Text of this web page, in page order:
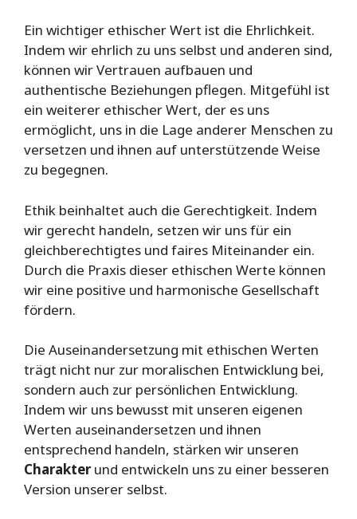
Ein wichtiger ethischer Wert ist die Ehrlichkeit.
Indem wir ehrlich zu uns selbst und anderen sind,
können wir Vertrauen aufbauen und
authentische Beziehungen pflegen. Mitgefühl ist
ein weiterer ethischer Wert, der es uns
ermöglicht, uns in die Lage anderer Menschen zu
versetzen und ihnen auf unterstützende Weise
zu begegnen.
Ethik beinhaltet auch die Gerechtigkeit. Indem
wir gerecht handeln, setzen wir uns für ein
gleichberechtigtes und faires Miteinander ein.
Durch die Praxis dieser ethischen Werte können
wir eine positive und harmonische Gesellschaft
fördern.
Die Auseinandersetzung mit ethischen Werten
trägt nicht nur zur moralischen Entwicklung bei,
sondern auch zur persönlichen Entwicklung.
Indem wir uns bewusst mit unseren eigenen
Werten auseinandersetzen und ihnen
entsprechend handeln, stärken wir unseren
Charakterund entwickeln uns zu einer besseren
Version unserer selbst.